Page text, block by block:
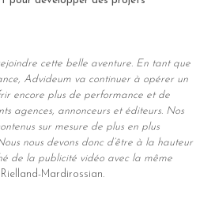
cette belle aventure. En tant que
Advideum va continuer à opérer un
encore plus de performance et de
agences, annonceurs et éditeurs. Nos
sur mesure de plus en plus
nous devons donc d’être à la hauteur
de la publicité vidéo avec la même
Mardirossian.